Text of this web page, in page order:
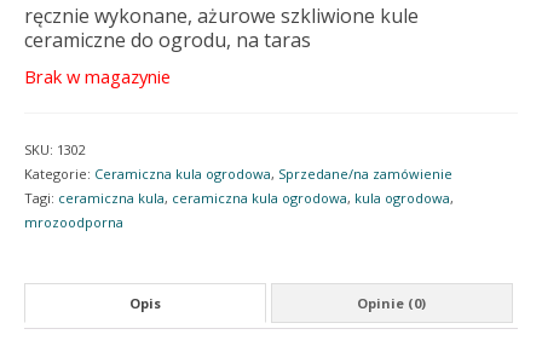
ręcznie wykonane, ażurowe szkliwione kule
ceramiczne do ogrodu, na taras
Brak w magazynie
SKU: 1302
Kategorie: Ceramiczna kula ogrodowa, Sprzedane/na zamówienie
Tagi: ceramiczna kula, ceramiczna kula ogrodowa, kula ogrodowa,
mrozoodporna
Opis Opinie (0)